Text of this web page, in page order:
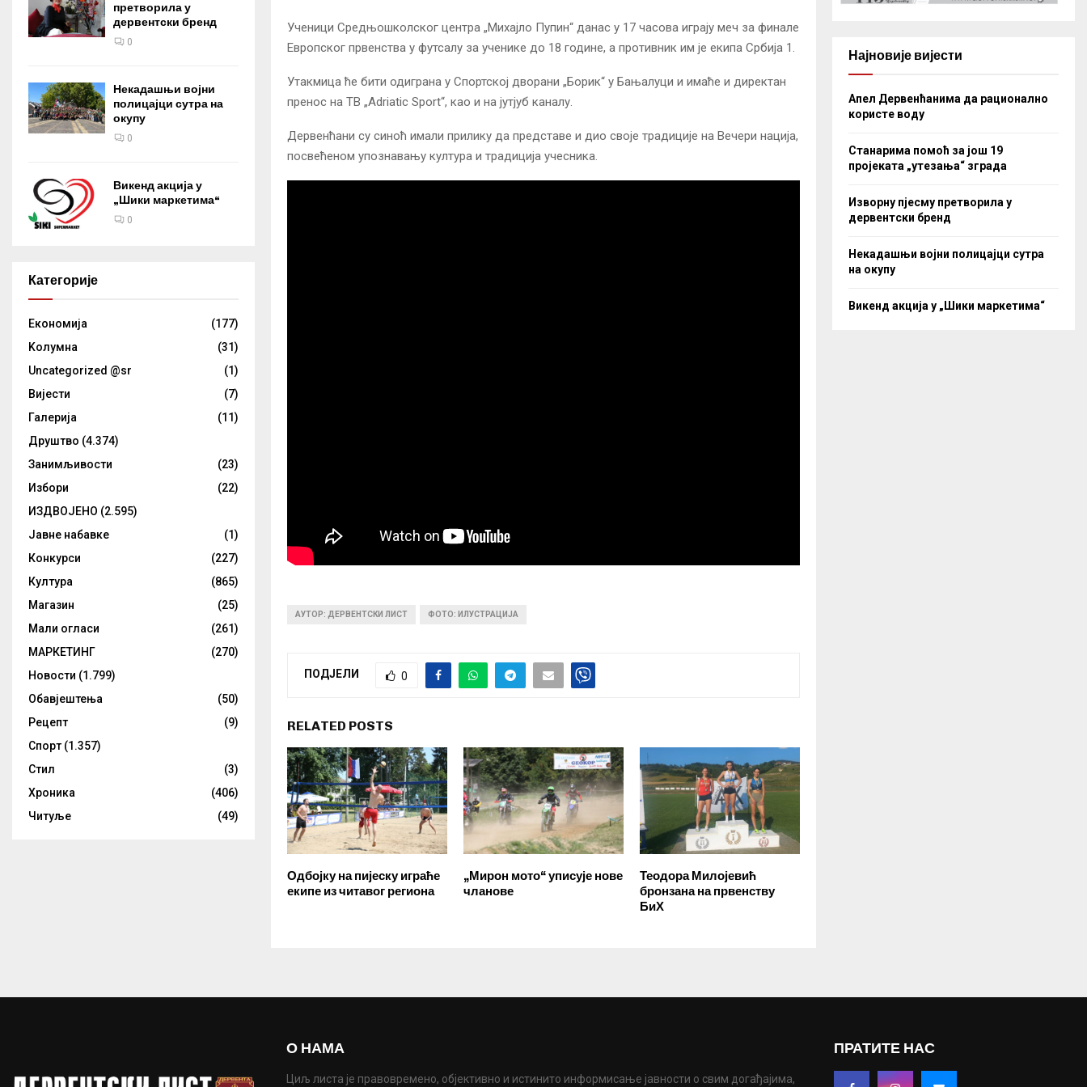
Ученици Средњошколског центра „Михајло Пупин“ данас у 17 часова играју меч за финале
Европског првенства у футсалу за ученике до 18 године, а противник им је екипа Србија 1.
Утакмица ће бити одиграна у Спортској дворани „Борик“ у Бањалуци и имаће и директан
пренос на ТВ „Adriatic Sport“, као и на јутјуб каналу.
Дервенћани су синоћ имали прилику да представе и дио своје традиције на Вечери нација,
посвећеном упознавању култура и традиција учесника.
АУТОР: ДЕРВЕНТСКИ ЛИСТ ФОТО: ИЛУСТРАЦИЈА
ПОДЈЕЛИ 0
RELATED POSTS
Одбојку на пијеску играће
екипе из читавог региона
„Мирон мото“ уписује нове
чланове
Теодора Милојевић
бронзана на првенству
БиХ
претворила у
дервентски бренд
0
Некадашњи војни
полицајци сутра на
окупу
0
Викенд акција у
„Шики маркетима“
0
Категорије
Eкономија
(177)
Kолумнa
(31)
Uncategorized @sr
(1)
Вијести
(7)
Галерија
(11)
Друштво (4.374)
Занимљивости
(23)
Избори
(22)
ИЗДВОЈЕНО (2.595)
Јавне набавке
(1)
Конкурси
(227)
Култура
(865)
Магазин
(25)
Мали огласи
(261)
МАРКЕТИНГ
(270)
Новости (1.799)
Обавјештења
(50)
Рецепт
(9)
Спорт (1.357)
Стил
(3)
Хроника
(406)
Читуље
(49)
Најновије вијести
Апел Дервенћанима да рационално
користе воду
Станарима помоћ за још 19
пројеката „утезања“ зграда
Изворну пјесму претворила у
дервентски бренд
Некадашњи војни полицајци сутра
на окупу
Викенд акција у „Шики маркетима“
О НАМА
Циљ листа је правовремено, објективно и истинито информисање јавности о свим догађајима,
ПРАТИТЕ НАС